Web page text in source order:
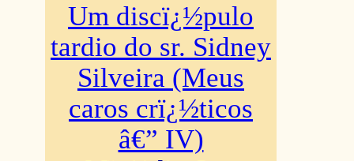
Um discï¿½pulo
tardio do sr. Sidney
Silveira (Meus
caros crï¿½ticos
â€” IV)